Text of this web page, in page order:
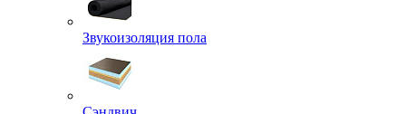
Звукоизоляция пола